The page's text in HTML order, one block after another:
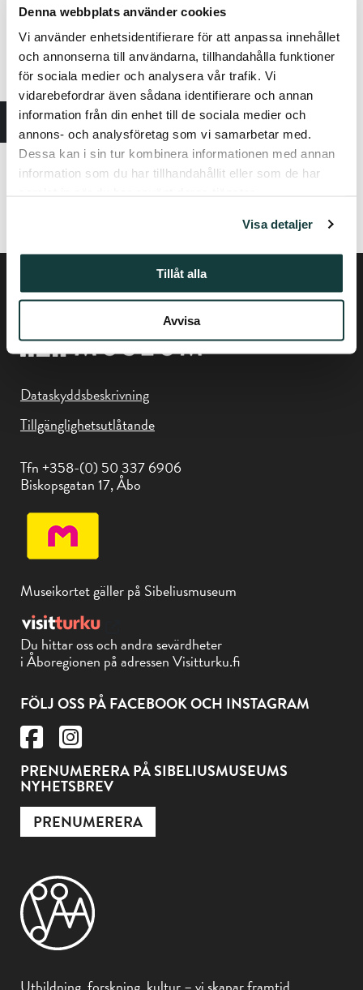
Denna webbplats använder cookies
Vi använder enhetsidentifierare för att anpassa innehållet
och annonserna till användarna, tillhandahålla funktioner
för sociala medier och analysera vår trafik. Vi
vidarebefordrar även sådana identifierare och annan
information från din enhet till de sociala medier och
annons- och analysföretag som vi samarbetar med.
Dessa kan i sin tur kombinera informationen med annan
information som du har tillhandahållit eller som de har
Visa detaljer
Tillåt alla
Avvisa
Mareikes bakgrund inom tvärvetenskapliga studier,
inklusive hennes doktorsexamen i Performative and
Media-based Practices från Stockholms konstnärliga
högskola, har på ett djupgående sätt påverkat hennes
konstnärliga forskning och arbete. Med ”Distant
Harmonies” fortsätter hon att undersöka hur ljud, rum
och mänskliga uttryck möts, och erbjuder en upplevelse
där musik och rum samspelar.
mareikedobewall.com
Dataskyddsbeskrivning
Tillgänglighetsutlåtande
Tfn +358-(0) 50 337 6906
Biskopsgatan 17, Åbo
Museikortet gäller på Sibeliusmuseum
Du hittar oss och andra sevärdheter
i Åboregionen på adressen Visitturku.fi
FÖLJ OSS PÅ FACEBOOK OCH INSTAGRAM
PRENUMERERA PÅ SIBELIUSMUSEUMS
NYHETSBREV
PRENUMERERA